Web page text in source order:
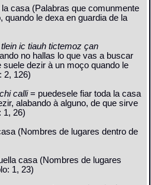
casa (Palabras que comunmente
quando le dexa en guardia de la
ic tiauh tictemoz çan
no hallas lo que vas a buscar
dezir à un moço quando le
2, 126)
calli= puedesele fiar toda la casa
alabando à alguno, de que sirve
1, 26)
(Nombres de lugares dentro de
casa (Nombres de lugares
1, 23)